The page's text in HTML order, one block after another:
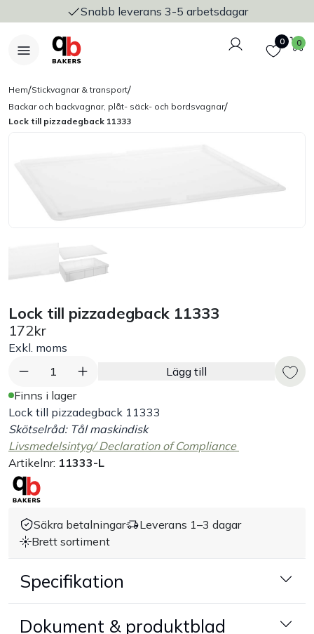
Snabb leverans 3-5 arbetsdagar
Logga in
Favoriter
0 0
Bageriplåtar & bakformar
Stickvagnar & transport
Bord
Råvaruhantering & lagring
Maskiner & apparater
Exponering & servering
Städutrustning
Arbetskläder
Plåtbyte
Hem/Stickvagnar & transport/
Backar och backvagnar, plåt- säck- och bordsvagnar/
Lock till pizzadegback 11333
Lock till pizzadegback 11333
172kr
Exkl. moms
1
Lägg till
Finns i lager
Lock till pizzadegback 11333
Skötselråd: Tål maskindisk
Livsmedelsintyg/ Declaration of Compliance
Artikelnr: 11333-L
Säkra betalningar
Leverans 1–3 dagar
Brett sortiment
Specifikation
Dokument & produktblad